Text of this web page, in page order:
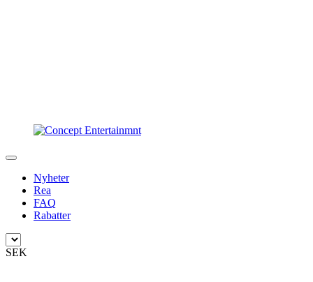
Nyheter
Rea
FAQ
Rabatter
SEK